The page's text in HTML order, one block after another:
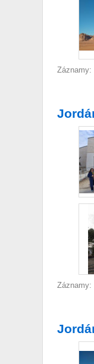
Záznamy:
Záznamy: